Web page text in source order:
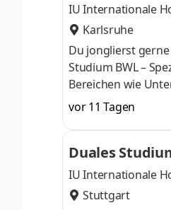
IU Internationale
Karlsruhe
Du jonglierst
Studium BWL –
Bereichen wie
Finanzexpertin. Du
Deine
Numerus clausus
praxisnahen
vor 11 Tagen
Duales
IU Internationale
Stuttgart